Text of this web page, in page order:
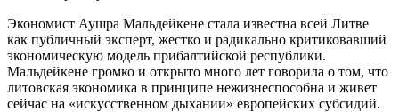
Экономист Аушра Мальдейкене стала известна всей Литве
как публичный эксперт, жестко и радикально критиковавший
экономическую модель прибалтийской республики.
Мальдейкене громко и открыто много лет говорила о том, что
литовская экономика в принципе нежизнеспособна и живет
сейчас на «искусственном дыхании» европейских субсидий.